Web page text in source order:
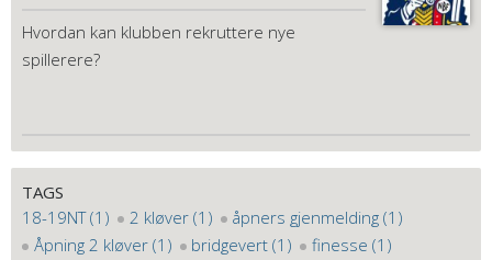
Hvordan kan klubben rekruttere nye
spillerere?
TAGS
18-19NT (1)
2 kløver (1)
åpners gjenmelding (1)
Åpning 2 kløver (1)
bridgevert (1)
finesse (1)